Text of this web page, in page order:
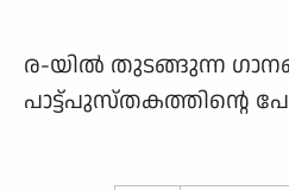
ര-യിൽ തുടങ്ങുന്ന
പാട്ട്പുസ്തകത്തിന്റെ